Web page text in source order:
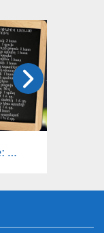
Готовим вместе: баклажан, фаршированный цукини